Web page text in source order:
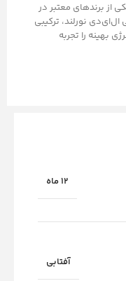
از برندهای معتبر در
نورلند، ترکیبی
بهینه را تجربه
12 ماه
آفتابی